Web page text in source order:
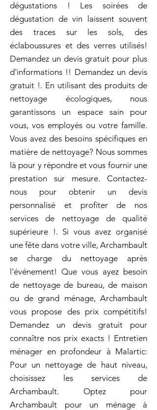
dégustations ! Les soirées de
dégustation de vin laissent souvent
des traces sur les sols, des
éclaboussures et des verres utilisés!
Demandez un devis gratuit pour plus
d'informations !! Demandez un devis
gratuit !. En utilisant des produits de
nettoyage écologiques, nous
garantissons un espace sain pour
vous, vos employés ou votre famille.
Vous avez des besoins spécifiques en
matière de nettoyage? Nous sommes
là pour y répondre et vous fournir une
prestation sur mesure. Contactez-
nous pour obtenir un devis
personnalisé et profiter de nos
services de nettoyage de qualité
supérieure !. Si vous avez organisé
une fête dans votre ville, Archambault
se charge du nettoyage après
l'événement! Que vous ayez besoin
de nettoyage de bureau, de maison
ou de grand ménage, Archambault
vous propose des prix compétitifs!
Demandez un devis gratuit pour
connaître nos prix exacts ! Entretien
ménager en profondeur à Malartic:
Pour un nettoyage de haut niveau,
choisissez les services de
Archambault. Optez pour
Archambault pour un ménage à